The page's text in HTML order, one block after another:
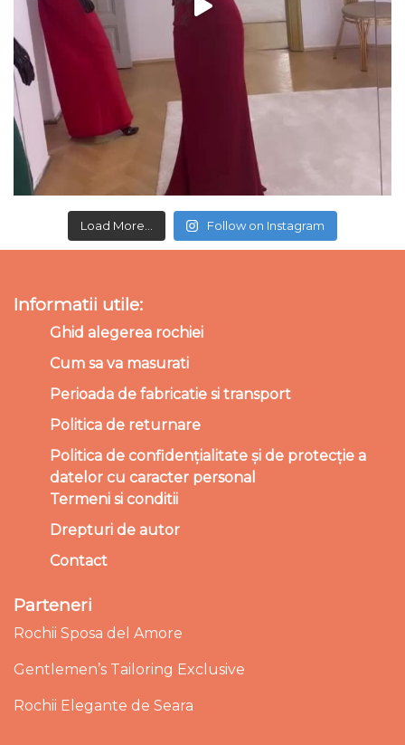
Load More... Follow on Instagram
Informatii utile:
Ghid alegerea rochiei
Cum sa va masurati
Perioada de fabricatie si transport
Politica de returnare
Politica de confidențialitate și de protecție a
datelor cu caracter personal
Termeni si conditii
Drepturi de autor
Contact
Parteneri
Rochii Sposa del Amore
Gentlemen’s Tailoring Exclusive
Rochii Elegante de Seara